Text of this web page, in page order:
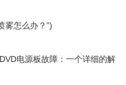
雾怎么办？”)
电源板故障：一个详细的解